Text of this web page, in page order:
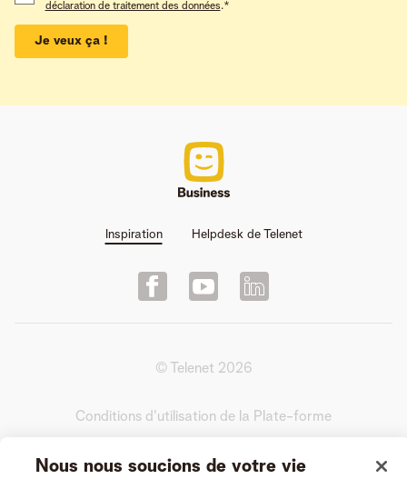
déclaration de traitement des données.*
Je veux ça !
Inspiration Helpdesk de Telenet
© Telenet 2026
Conditions d'utilisation de la Plate-forme
Conditions générales de l’Entretien Vidéo
Nous nous soucions de votre vie